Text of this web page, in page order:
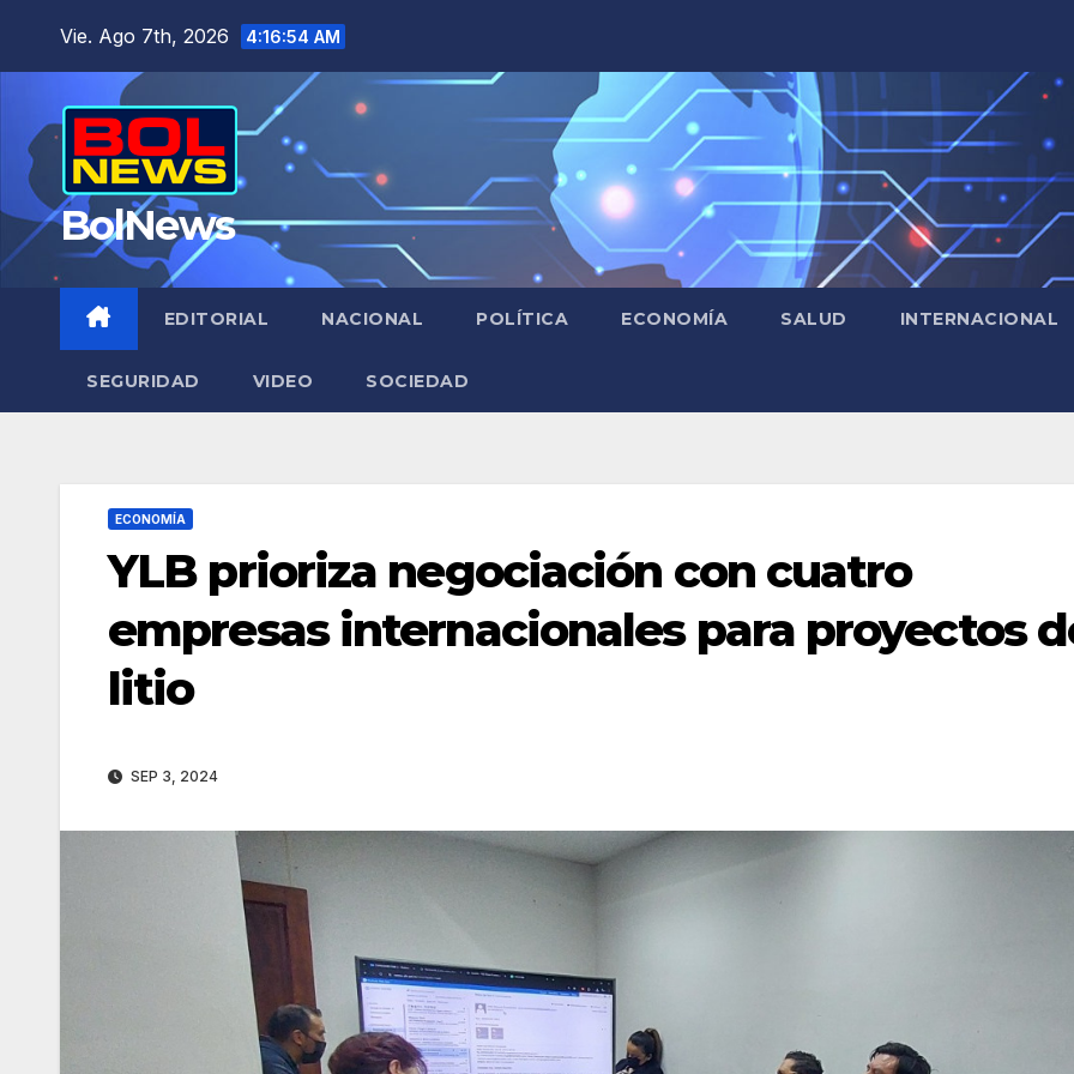
Vie. Ago 7th, 2026 4:16:56 AM
BolNews
EDITORIAL NACIONAL POLÍTICA ECONOMÍA SALUD INTERNACIONAL
SEGURIDAD VIDEO SOCIEDAD
ECONOMÍA
YLB prioriza negociación con cuatro
empresas internacionales para proyectos
litio
SEP 3, 2024